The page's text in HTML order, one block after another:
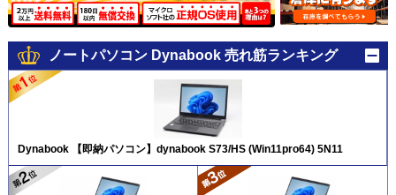
ノートパソコン Dynabook 売れ筋ランキング
Dynabook 【即納パソコン】dynabook S73/HS (Win11pro64) 5N11